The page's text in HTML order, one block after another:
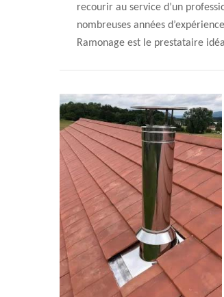
recourir au service d’un
nombreuses années
Ramonage est le prestataire